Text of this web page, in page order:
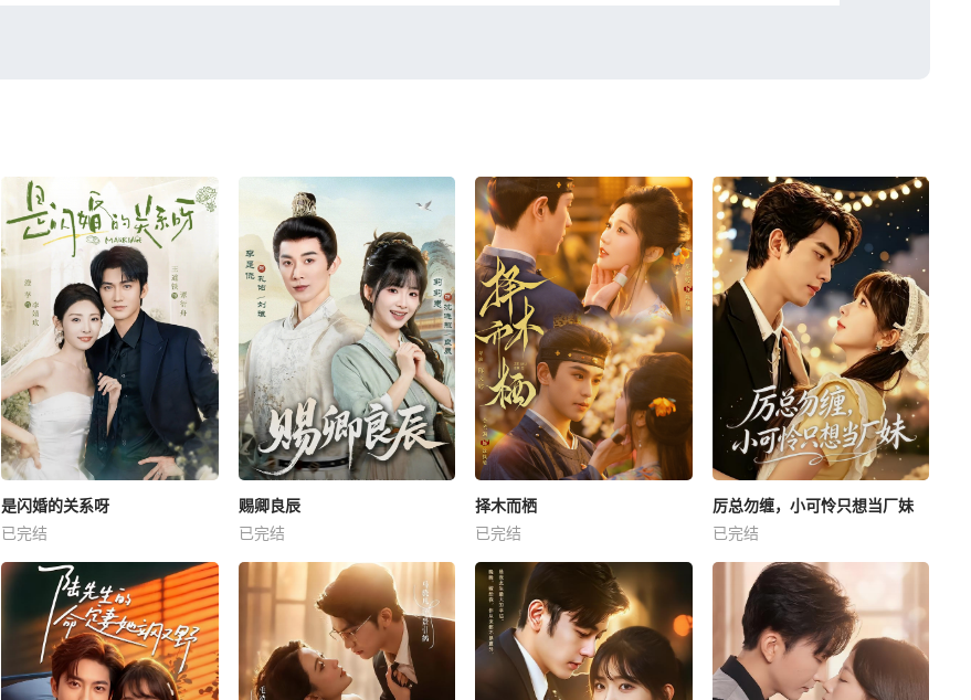
是闪婚的关系呀
已完结
赐卿良辰
已完结
择木而栖
已完结
厉总勿缠，小可怜只想当厂妹
已完结